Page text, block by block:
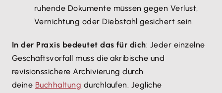
ruhende Dokumente müssen gegen Verlust,
Vernichtung oder Diebstahl gesichert sein.
In der Praxis bedeutet das für dich: Jeder einzelne
Geschäftsvorfall muss die akribische und
revisionssichere Archivierung durch
deine Buchhaltung durchlaufen. Jegliche